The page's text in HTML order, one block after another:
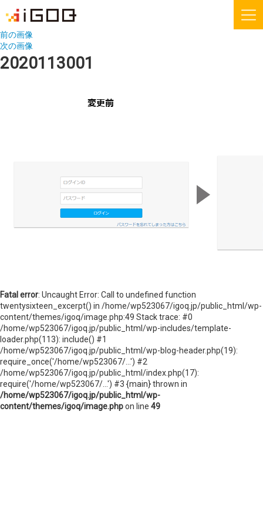
運送会社様
iGOQの最新情報をメールでご希望される方に
取材のご依頼、プレス関連についてはこちらから
お問い合わせ
前の画像
次の画像
2020113001
Fatal error: Uncaught Error: Call to undefined function
twentysixteen_excerpt() in /home/wp523067/igoq.jp/public_html/wp-
content/themes/igoq/image.php:49 Stack trace: #0
/home/wp523067/igoq.jp/public_html/wp-includes/template-
loader.php(113): include() #1
/home/wp523067/igoq.jp/public_html/wp-blog-header.php(19):
require_once('/home/wp523067/...') #2
/home/wp523067/igoq.jp/public_html/index.php(17):
require('/home/wp523067/...') #3 {main} thrown in
/home/wp523067/igoq.jp/public_html/wp-
content/themes/igoq/image.phpon line 49